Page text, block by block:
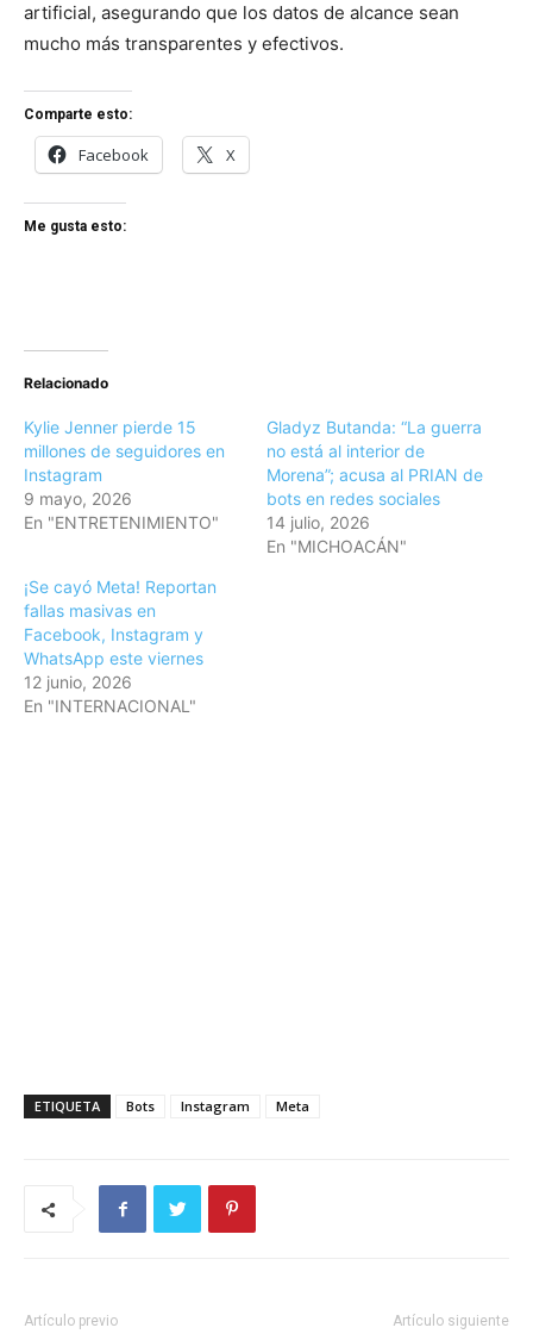
artificial, asegurando que los datos de alcance sean
mucho más transparentes y efectivos.
Comparte esto:
Facebook X
Me gusta esto:
Relacionado
Kylie Jenner pierde 15
millones de seguidores en
Instagram
9 mayo, 2026
En "ENTRETENIMIENTO"
Gladyz Butanda: “La guerra
no está al interior de
Morena”; acusa al PRIAN de
bots en redes sociales
14 julio, 2026
En "MICHOACÁN"
¡Se cayó Meta! Reportan
fallas masivas en
Facebook, Instagram y
WhatsApp este viernes
12 junio, 2026
En "INTERNACIONAL"
ETIQUETA Bots Instagram Meta
Artículo previo Artículo siguiente